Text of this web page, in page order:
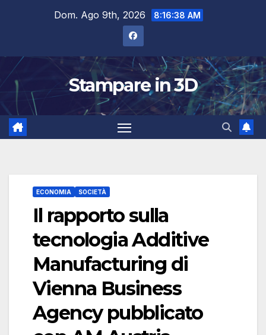
Dom. Ago 9th, 2026 8:16:39 AM
Stampare in 3D
ECONOMIA SOCIETÀ
Il rapporto sulla
tecnologia Additive
Manufacturing di
Vienna Business
Agency pubblicato